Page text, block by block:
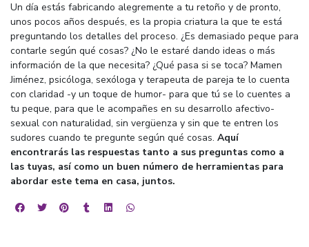
Un día estás fabricando alegremente a tu retoño y de pronto,
unos pocos años después, es la propia criatura la que te está
preguntando los detalles del proceso. ¿Es demasiado peque para
contarle según qué cosas? ¿No le estaré dando ideas o más
información de la que necesita? ¿Qué pasa si se toca? Mamen
Jiménez, psicóloga, sexóloga y terapeuta de pareja te lo cuenta
con claridad -y un toque de humor- para que tú se lo cuentes a
tu peque, para que le acompañes en su desarrollo afectivo-
sexual con naturalidad, sin vergüenza y sin que te entren los
sudores cuando te pregunte según qué cosas. Aquí
encontrarás las respuestas tanto a sus preguntas como a
las tuyas, así como un buen número de herramientas para
abordar este tema en casa, juntos.